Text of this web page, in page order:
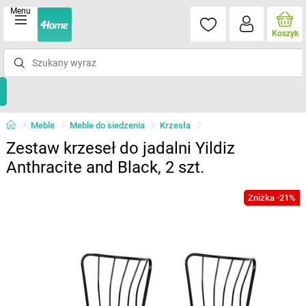
Menu
Koszyk
Meble Meble do siedzenia Krzesła
Zestaw krzeseł do jadalni Yildiz
Anthracite and Black, 2 szt.
Zniżka -21%